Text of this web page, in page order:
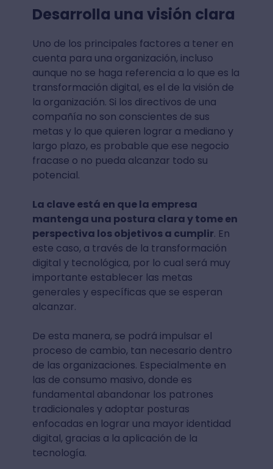
Desarrolla una visión clara
Uno de los principales factores a tener en
cuenta para una organización, incluso
aunque no se haga referencia a lo que es la
transformación digital, es el de la visión de
la organización. Si los directivos de una
compañía no son conscientes de sus
metas y lo que quieren lograr a mediano y
largo plazo, es probable que ese negocio
fracase o no pueda alcanzar todo su
potencial.
La clave está en que la empresa
mantenga una postura clara y tome en
perspectiva los objetivos a cumplir. En
este caso, a través de la transformación
digital y tecnológica, por lo cual será muy
importante establecer las metas
generales y específicas que se esperan
alcanzar.
De esta manera, se podrá impulsar el
proceso de cambio, tan necesario dentro
de las organizaciones. Especialmente en
las de consumo masivo, donde es
fundamental abandonar los patrones
tradicionales y adoptar posturas
enfocadas en lograr una mayor identidad
digital, gracias a la aplicación de la
tecnología.